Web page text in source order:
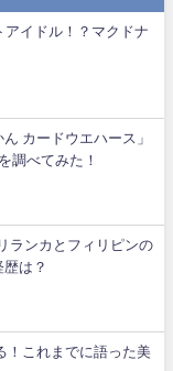
アイドル！？マクドナ
カードウエハース」
調べてみた！
ランカとフィリピンの
は？
！これまでに語った美